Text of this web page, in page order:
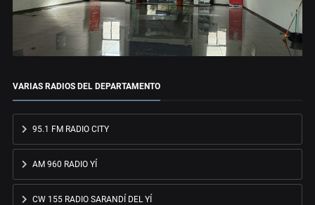
VARIAS RADIOS DEL DEPARTAMENTO
95.1 FM RADIO CITY
AM 960 RADIO YÍ
CW 155 RADIO SARANDÍ DEL YÍ